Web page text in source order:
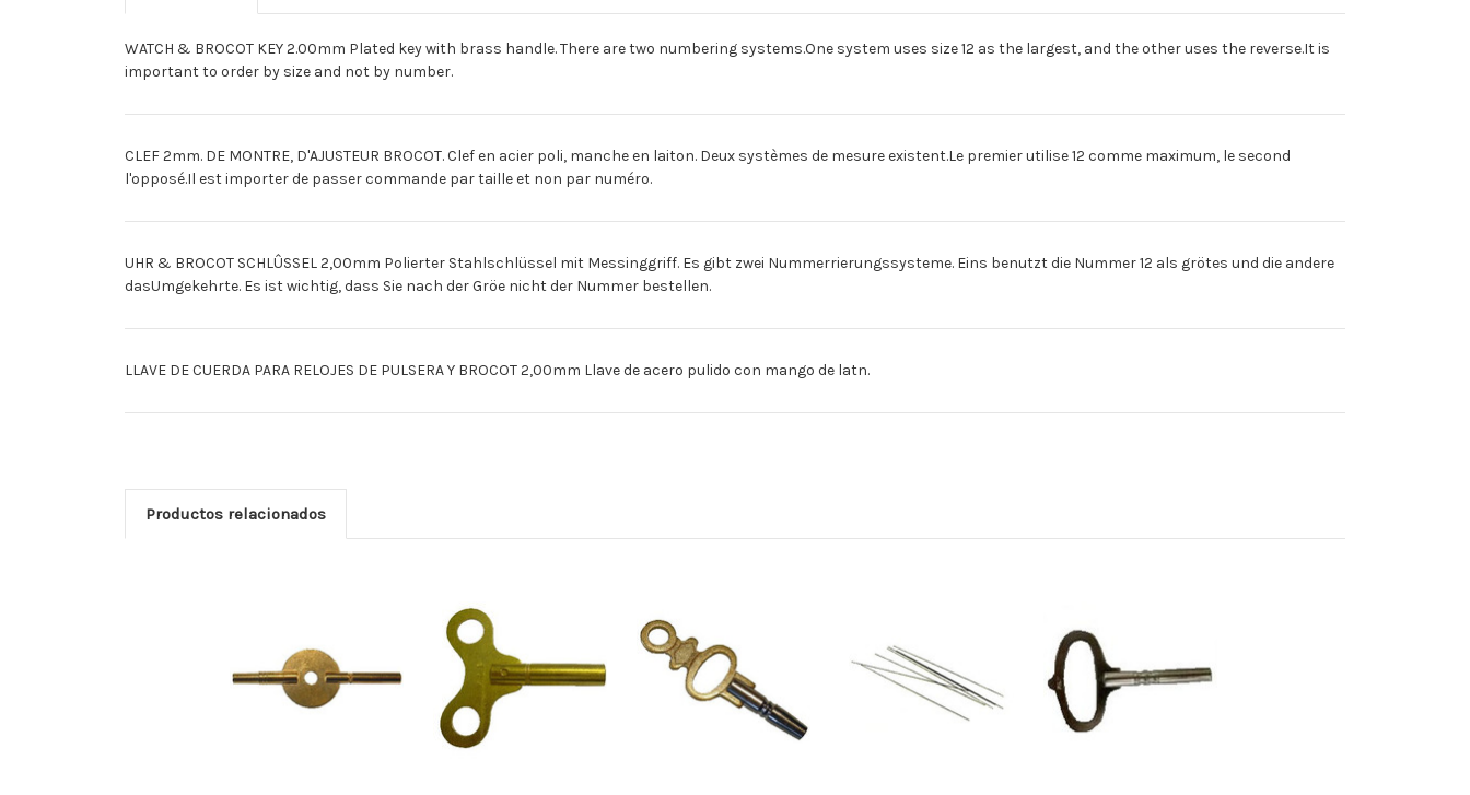
WATCH & BROCOT KEY 2.00mm Plated key with brass handle. There are two numbering systems.One system uses size 12 as the largest, and the other uses the reverse.It is
important to order by size and not by number.
CLEF 2mm. DE MONTRE, D'AJUSTEUR BROCOT. Clef en acier poli, manche en laiton. Deux systèmes de mesure existent.Le premier utilise 12 comme maximum, le second
l'opposé.Il est importer de passer commande par taille et non par numéro.
UHR & BROCOT SCHLÛSSEL 2,00mm Polierter Stahlschlüssel mit Messinggriff. Es gibt zwei Nummerrierungssysteme. Eins benutzt die Nummer 12 als grötes und die andere
dasUmgekehrte. Es ist wichtig, dass Sie nach der Gröe nicht der Nummer bestellen.
LLAVE DE CUERDA PARA RELOJES DE PULSERA Y BROCOT 2,00mm Llave de acero pulido con mango de latn.
Productos relacionados